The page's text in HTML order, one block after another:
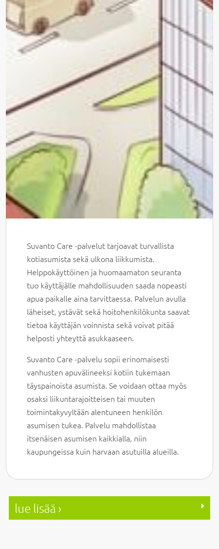
Suvanto Care -palvelut tarjoavat turvallista
kotiasumista sekä ulkona liikkumista.
Helppokäyttöinen ja huomaamaton seuranta
tuo käyttäjälle mahdollisuuden saada nopeasti
apua paikalle aina tarvittaessa. Palvelun avulla
läheiset, ystävät sekä hoitohenkilökunta saavat
tietoa käyttäjän voinnista sekä voivat pitää
helposti yhteyttä asukkaaseen.
Suvanto Care -palvelu sopii erinomaisesti
vanhusten apuvälineeksi kotiin tukemaan
täyspainoista asumista. Se voidaan ottaa myös
osaksi liikuntarajoitteisen tai muuten
toimintakyvyltään alentuneen henkilön
asumisen tukea. Palvelu mahdollistaa
itsenäisen asumisen kaikkialla, niin
kaupungeissa kuin harvaan asutuilla alueilla.
lue lisää ›